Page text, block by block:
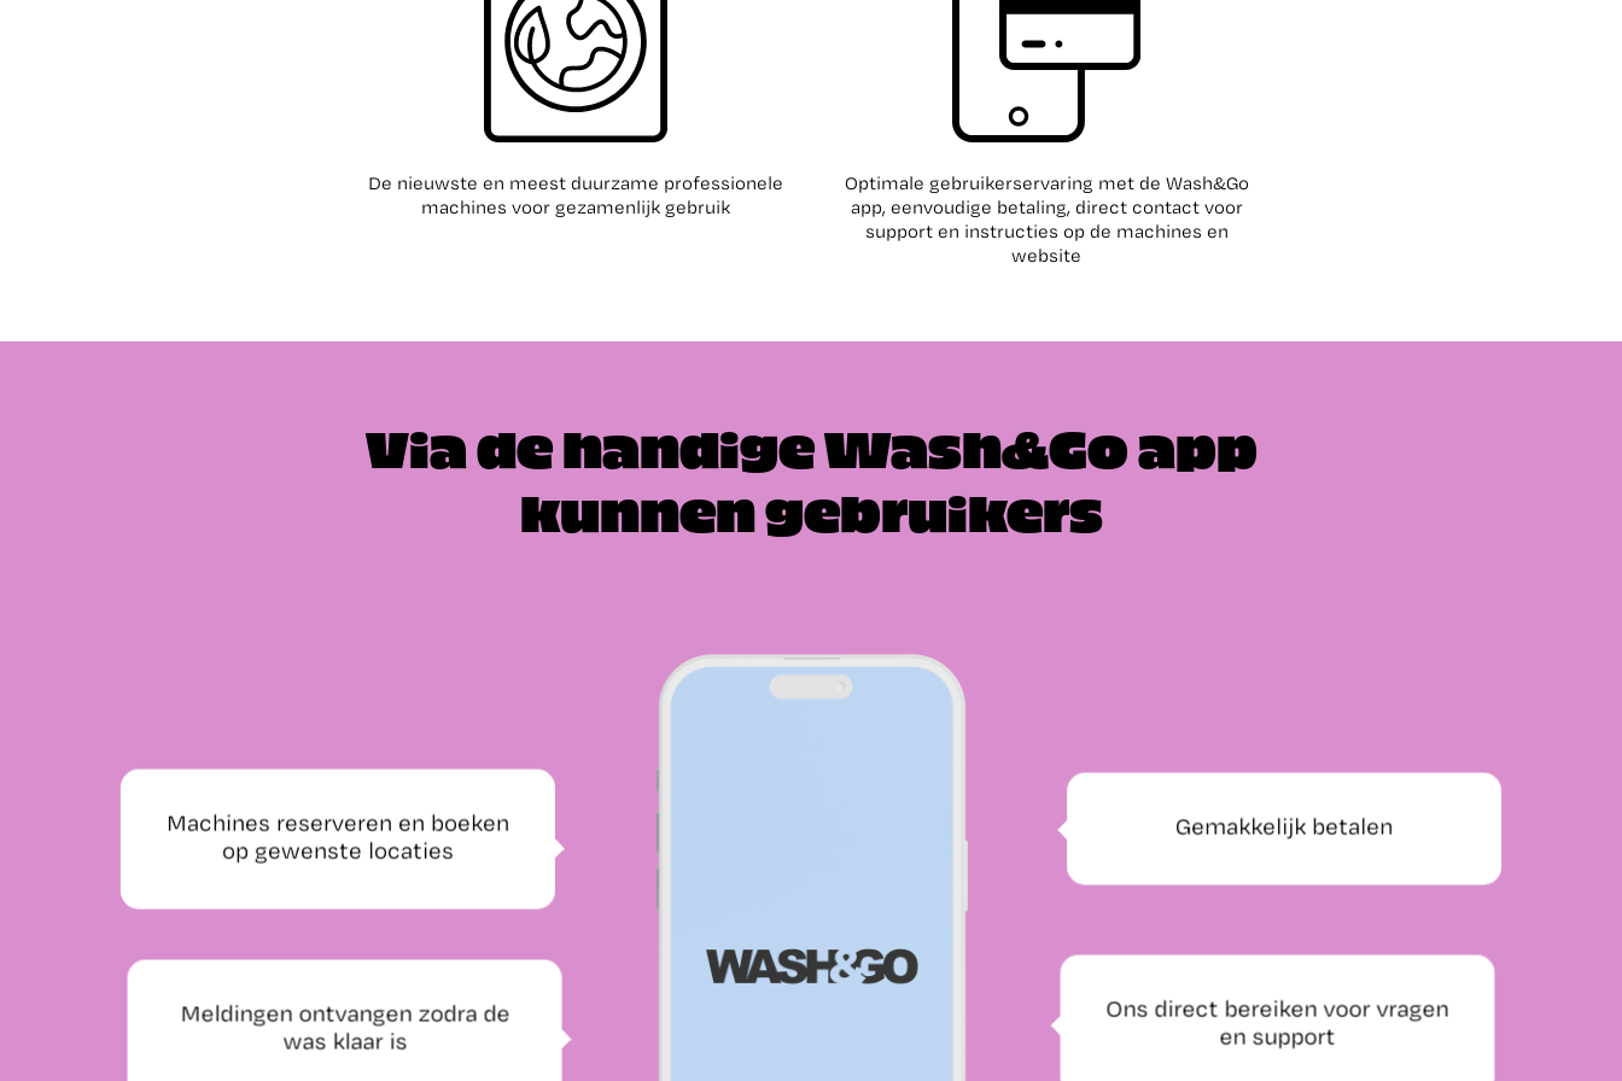
De nieuwste en meest duurzame professionele
machines voor gezamenlijk gebruik
Optimale gebruikerservaring met de Wash&Go
app, eenvoudige betaling, direct contact voor
support en instructies op de machines en
website
Via de handige Wash&Go app
kunnen gebruikers
Machines reserveren en boeken
op gewenste locaties
Meldingen ontvangen zodra de
was klaar is
Gemakkelijk betalen
Ons direct bereiken voor vragen
en support